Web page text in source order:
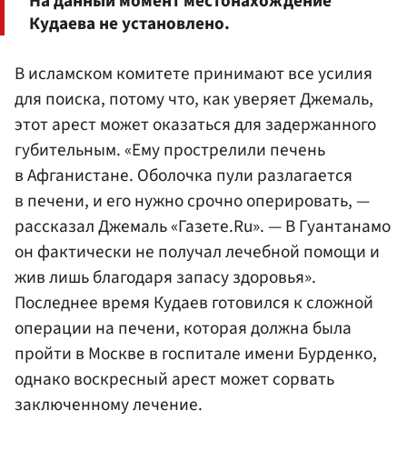
Кудаева не установлено.
В исламском комитете принимают все усилия
для поиска, потому что, как уверяет Джемаль,
этот арест может оказаться для задержанного
губительным. «Ему прострелили печень
в Афганистане. Оболочка пули разлагается
в печени, и его нужно срочно оперировать, —
рассказал Джемаль «Газете.Ru». — В Гуантанамо
он фактически не получал лечебной помощи и
жив лишь благодаря запасу здоровья».
Последнее время Кудаев готовился к сложной
операции на печени, которая должна была
пройти в Москве в госпитале имени Бурденко,
однако воскресный арест может сорвать
заключенному лечение.